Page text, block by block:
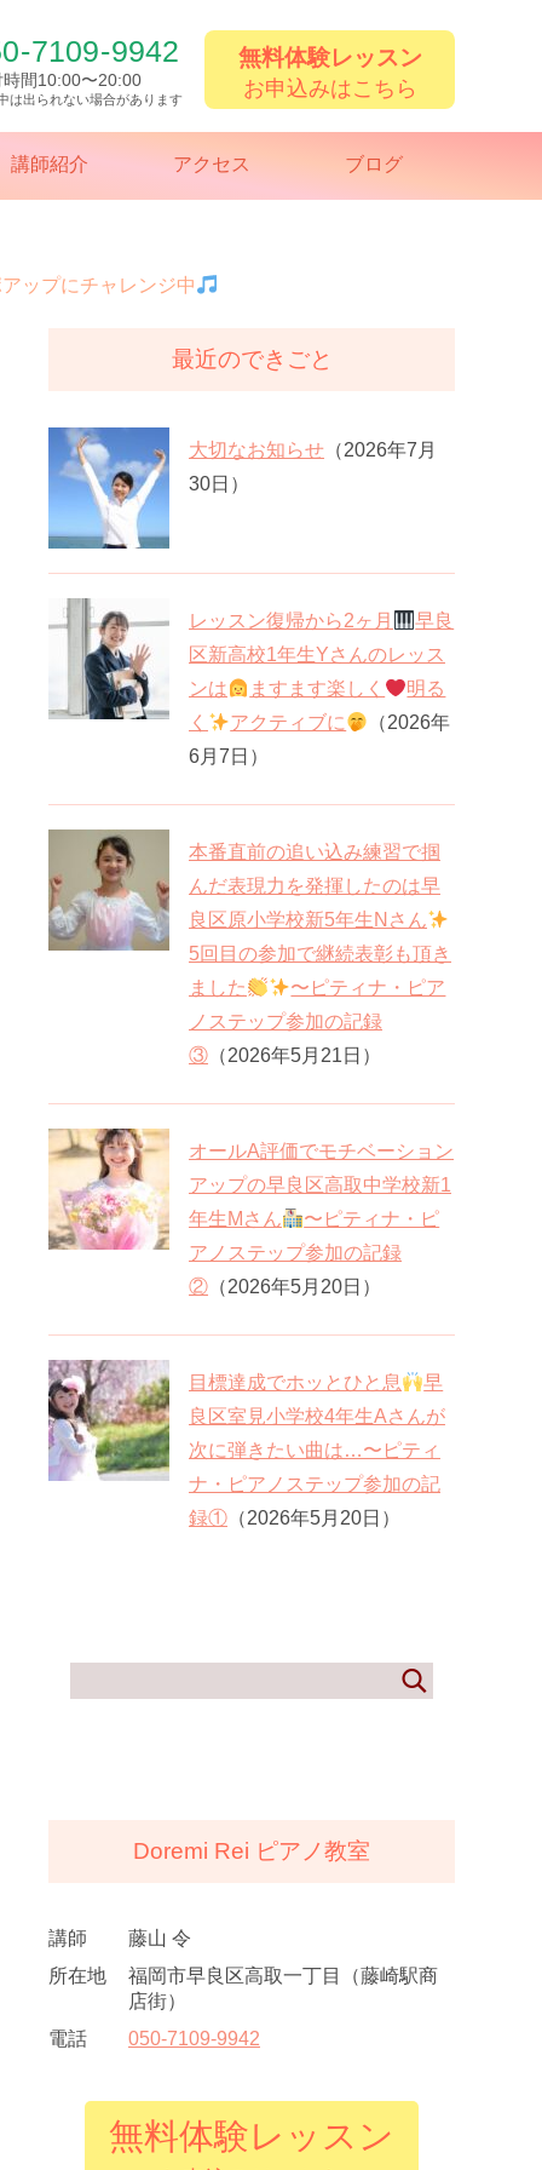
-7109-9942
時間10:00〜20:00
は出られない場合があります
無料体験レッスン
お申込みはこちら
講師紹介 アクセス ブログ
ップにチャレンジ中
最近のできごと
大切なお知らせ （2026年7月
30日）
レッスン復帰から2ヶ月
早良
区新高校1年生Yさんのレッス
ンは
ますます楽しく
明る
く
アクティブに
（2026年
6月7日）
本番直前の追い込み練習で掴
んだ表現力を発揮したのは早
良区原小学校新5年生Nさん
5回目の参加で継続表彰も頂き
ました
〜ピティナ・ピア
ノステップ参加の記録
③ （2026年5月21日）
オールA評価でモチベーション
アップの早良区高取中学校新1
年生Mさん
〜ピティナ・ピ
アノステップ参加の記録
② （2026年5月20日）
目標達成でホッとひと息
早
良区室見小学校4年生Aさんが
次に弾きたい曲は…〜ピティ
ナ・ピアノステップ参加の記
録① （2026年5月20日）
Doremi Rei ピアノ教室
講師
藤山 令
所在地
福岡市早良区高取一丁目（藤崎駅商
店街）
電話
050-7109-9942
無料体験レッスン